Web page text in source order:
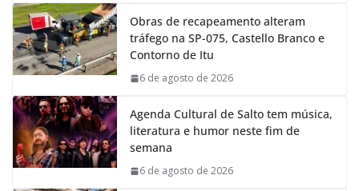
Obras de recapeamento alteram
tráfego na SP-075, Castello Branco e
Contorno de Itu
6 de agosto de 2026
Agenda Cultural de Salto tem música,
literatura e humor neste fim de
semana
6 de agosto de 2026